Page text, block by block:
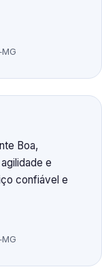
Boa,
e
confiável e